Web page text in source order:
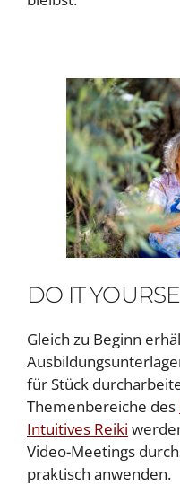
DO IT
Gleich zu Beginn
für Stück
Themenbereiche des
Intuitives Reiki
Video-Meetings
praktisch anwenden.